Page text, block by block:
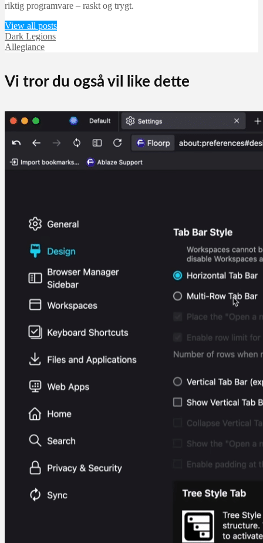
riktig programvare – raskt og trygt.
View all posts
Dark Legions
Allegiance
Vi tror du også vil like dette